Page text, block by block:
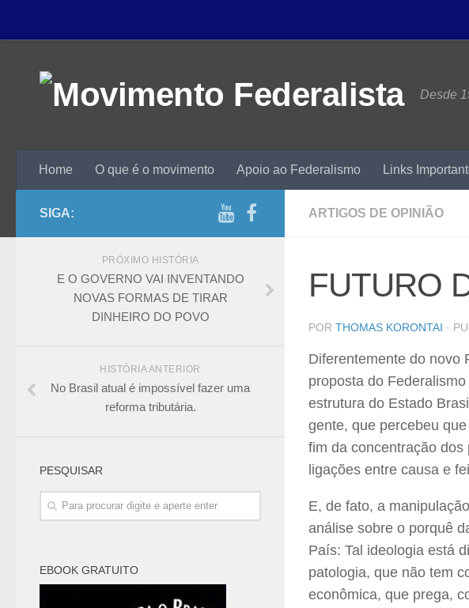
Desde
Home O que é o movimento Apoio ao Federalismo Links
ARTIGOS DE OPINIÃO
FUTURO
POR THOMAS KORONTAI ·
Diferentemente do novo
proposta do
estrutura do Estado
gente, que percebeu
fim da concentração
ligações entre causa e
E, de fato, a
análise sobre o porquê
País: Tal ideologia está
patologia, que não tem
econômica, que prega,
SIGA:
PRÓXIMO HISTÓRIA
E O GOVERNO VAI INVENTANDO
NOVAS FORMAS DE TIRAR
DINHEIRO DO POVO
HISTÓRIA ANTERIOR
No Brasil atual é impossível fazer uma
reforma tributária.
PESQUISAR
EBOOK GRATUITO